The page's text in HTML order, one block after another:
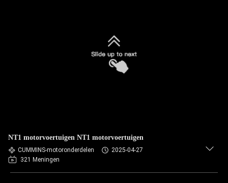
NT1 motorvoertuigen NT1 motorvoertuigen
CUMMINS-motoronderdelen
2025-04-27
321 Meningen